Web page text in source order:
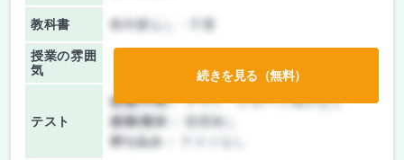
教科書 教科書なし・不要
授業の雰囲
気
テスト
前期/中間：テスト・レポート両方なし
後期/期末：
授業無し
持ち込み：
続きを見る（無料）